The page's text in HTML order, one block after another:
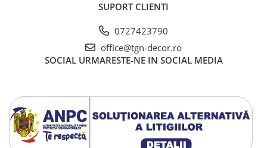
SUPORT CLIENTI
0727423790
office@tgn-decor.ro
SOCIAL URMARESTE-NE IN SOCIAL MEDIA